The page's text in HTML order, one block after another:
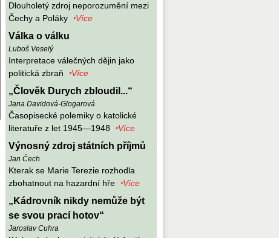
Dlouholetý zdroj neporozumění mezi
Čechy a Poláky
‣Více
Válka o válku
Luboš Veselý
Interpretace válečných dějin jako
politická zbraň
‣Více
„Člověk Durych zbloudil...“
Jana Davidová-Glogarová
Časopisecké polemiky o katolické
literatuře z let 1945—1948
‣Více
Výnosný zdroj státních příjmů
Jan Čech
Kterak se Marie Terezie rozhodla
zbohatnout na hazardní hře
‣Více
„Kádrovník nikdy nemůže být
se svou prací hotov“
Jaroslav Cuhra